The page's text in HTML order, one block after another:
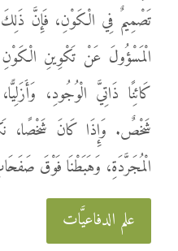
تَصْمِيمٌ فِي الْكَوْنِ، فَإِنَّ ذَلِكَ
الْمَسْؤُولَ عَنْ تَكْوِينِ
كَائِنًا ذَاتِيَّ الْوُجُودِ،
شَخْصٌ. وَإِذَا كَانَ شَخْصًا،
الْمُجَرَّدَةِ، وَهَبَطْنَا فَوْقَ
علم الدفاعيَّات